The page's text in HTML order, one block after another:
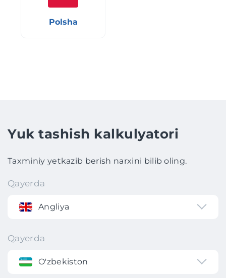
Polsha
Yuk tashish kalkulyatori
Taxminiy yetkazib berish narxini bilib oling.
Qayerda
Angliya
Qayerda
O'zbekiston